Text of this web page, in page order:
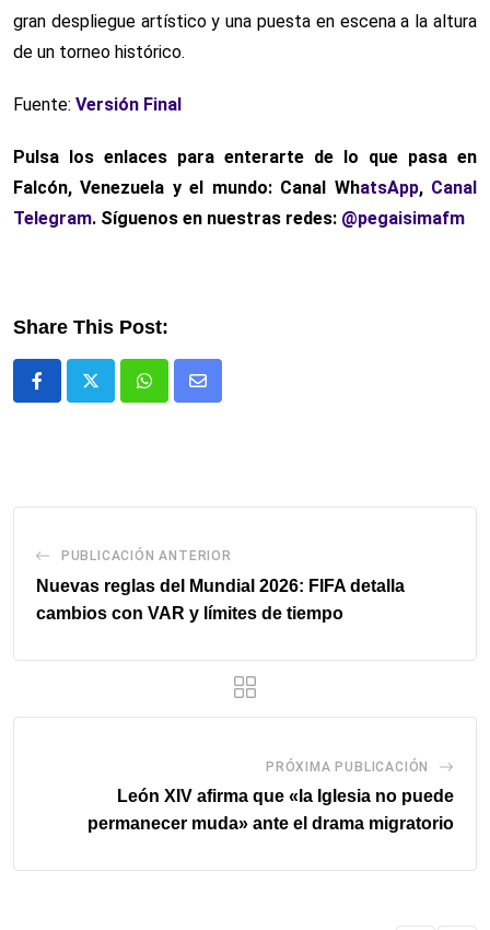
gran despliegue artístico y una puesta en escena a la altura
de un torneo histórico.
Fuente: Versión Final
Pulsa los enlaces para enterarte de lo que pasa en
Falcón, Venezuela y el mundo: Canal WhatsApp, Canal
Telegram. Síguenos en nuestras redes: @pegaisimafm
Share This Post:
WhatsappComparte
PUBLICACIÓN ANTERIOR
Nuevas reglas del Mundial 2026: FIFA detalla
cambios con VAR y límites de tiempo
PRÓXIMA PUBLICACIÓN
León XIV afirma que «la Iglesia no puede
permanecer muda» ante el drama migratorio